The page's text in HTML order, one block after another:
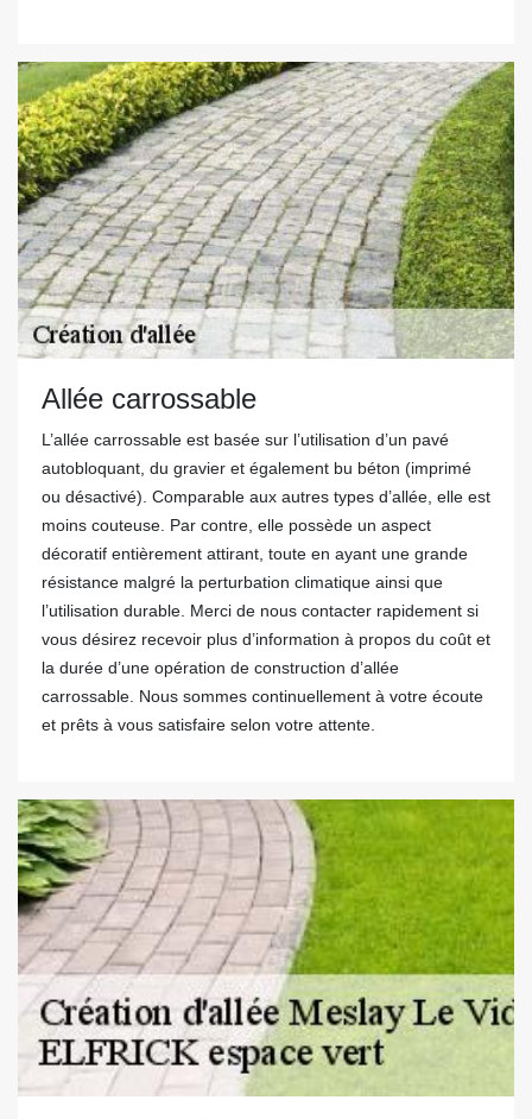
Allée carrossable
L’allée carrossable est basée sur l’utilisation d’un pavé
autobloquant, du gravier et également bu béton (imprimé
ou désactivé). Comparable aux autres types d’allée, elle est
moins couteuse. Par contre, elle possède un aspect
décoratif entièrement attirant, toute en ayant une grande
résistance malgré la perturbation climatique ainsi que
l’utilisation durable. Merci de nous contacter rapidement si
vous désirez recevoir plus d’information à propos du coût et
la durée d’une opération de construction d’allée
carrossable. Nous sommes continuellement à votre écoute
et prêts à vous satisfaire selon votre attente.